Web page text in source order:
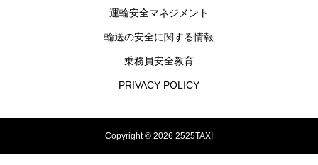
運輸安全マネジメント
輸送の安全に関する情報
乗務員安全教育
PRIVACY POLICY
Copyright © 2026 2525TAXI